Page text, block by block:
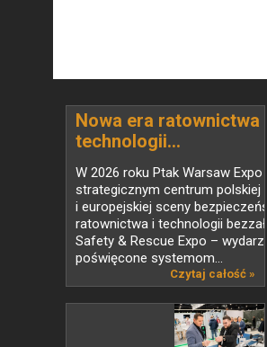
Nowa era ratownictwa i
technologii...
W 2026 roku Ptak Warsaw Expo
strategicznym centrum polskiej
i europejskiej sceny
ratownictwa i technologii
Safety & Rescue Expo –
poświęcone systemom...
Czytaj całość »